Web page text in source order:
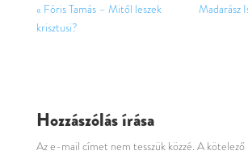
« Fóris Tamás – Mitől leszek
krisztusi?
Madarász
Hozzászólás írása
Az e-mail címet nem tesszük közzé. A kötelező